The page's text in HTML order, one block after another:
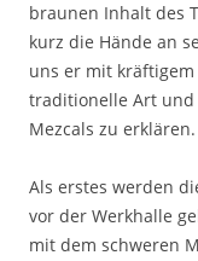
braunen Inhalt des
kurz die Hände an
uns er mit
traditionelle Art und
Mezcals zu erklären.
Als erstes werden
vor der Werkhalle
mit dem schweren